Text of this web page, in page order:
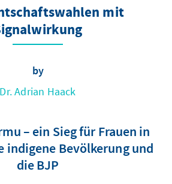
mit
by
Dr. Adrian Haack
– ein Sieg für Frauen in
indigene Bevölkerung und
die BJP